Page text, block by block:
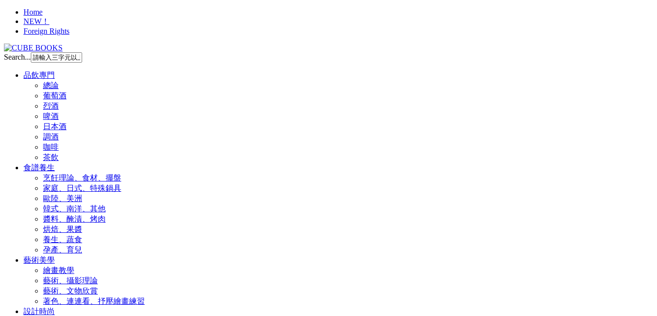
Home
NEW！
Foreign Rights
Search...
品飲專門
總論
葡萄酒
烈酒
啤酒
日本酒
調酒
咖啡
茶飲
食譜養生
烹飪理論、食材、擺盤
家庭、日式、特殊鍋具
歐陸、美洲
韓式、南洋、其他
醬料、醃漬、烤肉
烘焙、果醬
養生、蔬食
孕產、育兒
藝術美學
繪畫教學
藝術、攝影理論
藝術、文物欣賞
著色、連連看、抒壓繪畫練習
設計時尚